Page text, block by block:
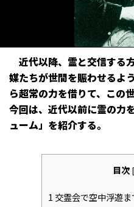
近代以降、霊と交信する
媒たちが世間を賑わせるよ
ら超常の力を借りて、こ
今回は、近代以前に霊の力
ューム」を紹介する。
目次 [
1 交霊会で空中浮遊ま